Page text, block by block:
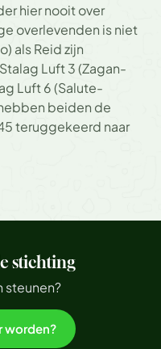
hier nooit over
overlevenden is niet
als Reid zijn
Luft 3 (Zagan-
Luft 6 (Salute-
beiden de
teruggekeerd naar
stichting
steunen?
worden?